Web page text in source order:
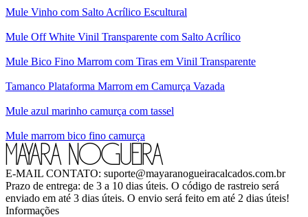
Mule Vinho com Salto Acrílico Escultural
Mule Off White Vinil Transparente com Salto Acrílico
Mule Bico Fino Marrom com Tiras em Vinil Transparente
Tamanco Plataforma Marrom em Camurça Vazada
Mule azul marinho camurça com tassel
Mule marrom bico fino camurça
E-MAIL CONTATO: suporte@mayaranogueiracalcados.com.br
Prazo de entrega: de 3 a 10 dias úteis. O código de rastreio será
enviado em até 3 dias úteis. O envio será feito em até 2 dias úteis!
Informações